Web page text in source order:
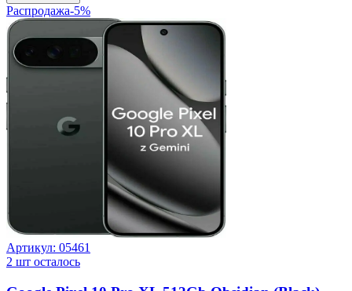
Распродажа-5%
Артикул: 05461
2 шт осталось